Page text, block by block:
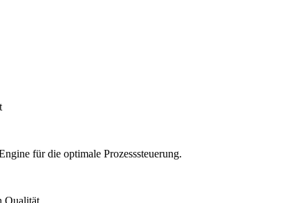
für die optimale Prozesssteuerung.
Qualität